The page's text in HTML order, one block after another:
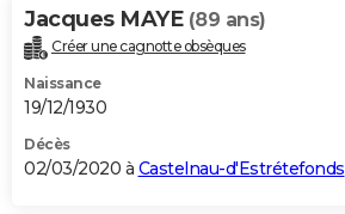
Jacques MAYE (89 ans)
Créer une cagnotte obsèques
Naissance
19/12/1930
Décès
02/03/2020 à Castelnau-d'Estrétefonds